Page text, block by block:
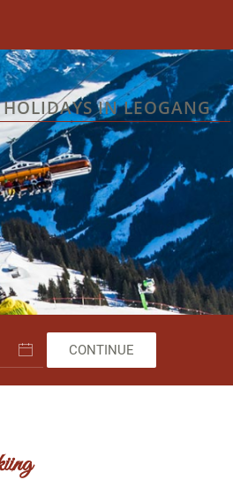
HOLIDAYS IN LEOGANG
1 C Artisual 2
MirjagehC Florian Lechner 3
C Lolin
CONTINUE